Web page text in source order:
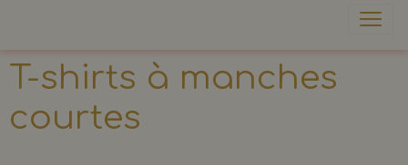
T-shirts à manches
courtes